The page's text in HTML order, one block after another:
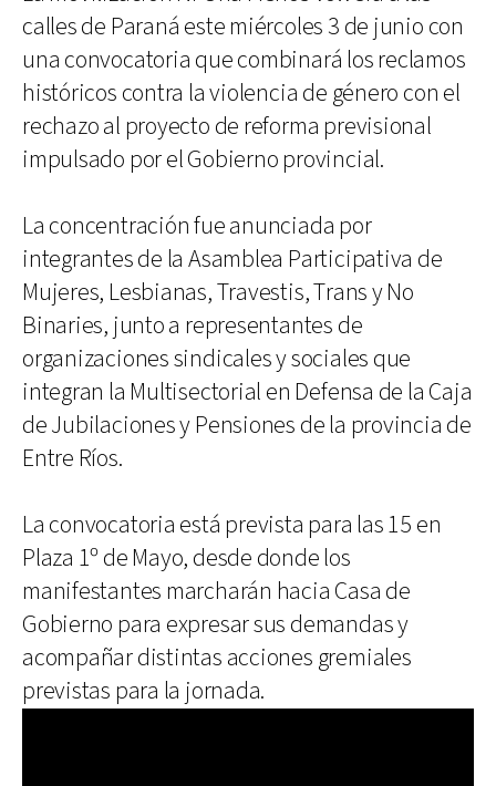
calles de Paraná este miércoles 3 de junio con
una convocatoria que combinará los reclamos
históricos contra la violencia de género con el
rechazo al proyecto de reforma previsional
impulsado por el Gobierno provincial.
La concentración fue anunciada por
integrantes de la Asamblea Participativa de
Mujeres, Lesbianas, Travestis, Trans y No
Binaries, junto a representantes de
organizaciones sindicales y sociales que
integran la Multisectorial en Defensa de la Caja
de Jubilaciones y Pensiones de la provincia de
Entre Ríos.
La convocatoria está prevista para las 15 en
Plaza 1º de Mayo, desde donde los
manifestantes marcharán hacia Casa de
Gobierno para expresar sus demandas y
acompañar distintas acciones gremiales
previstas para la jornada.